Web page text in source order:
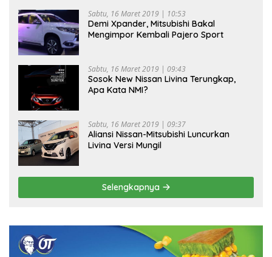
Sabtu, 16 Maret 2019 | 10:53
Demi Xpander, Mitsubishi Bakal
Mengimpor Kembali Pajero Sport
Sabtu, 16 Maret 2019 | 09:43
Sosok New Nissan Livina Terungkap,
Apa Kata NMI?
Sabtu, 16 Maret 2019 | 09:37
Aliansi Nissan-Mitsubishi Luncurkan
Livina Versi Mungil
Selengkapnya